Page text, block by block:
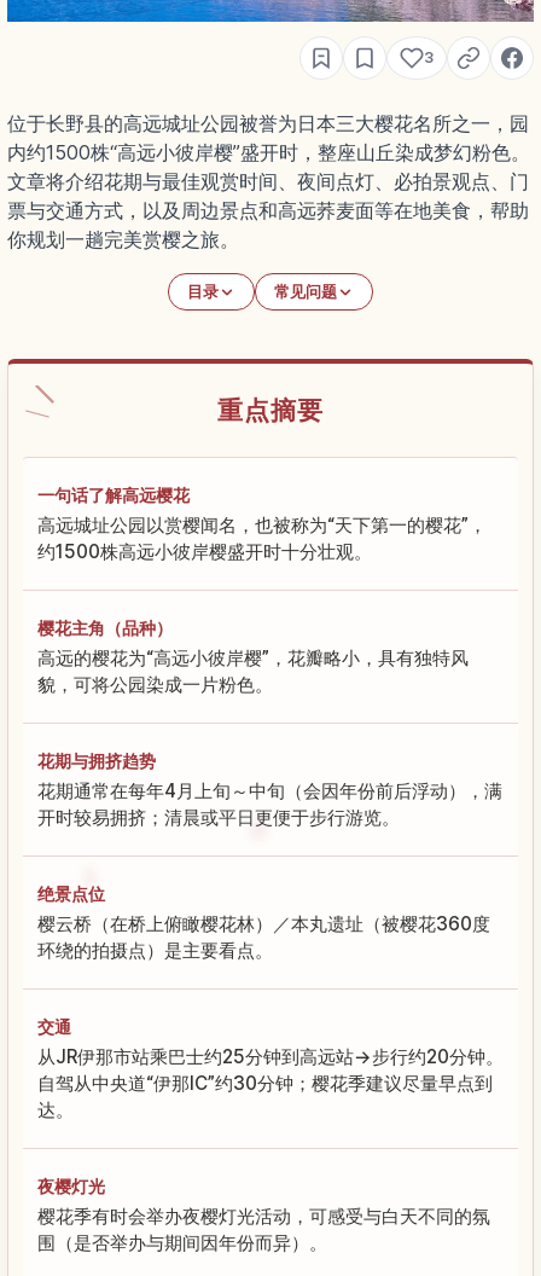
3
位于长野县的高远城址公园被誉为日本三大樱花名所之一，园
内约1500株“高远小彼岸樱”盛开时，整座山丘染成梦幻粉色。
文章将介绍花期与最佳观赏时间、夜间点灯、必拍景观点、门
票与交通方式，以及周边景点和高远荞麦面等在地美食，帮助
你规划一趟完美赏樱之旅。
目录 常见问题
重点摘要
一句话了解高远樱花
高远城址公园以赏樱闻名，也被称为“天下第一的樱花”，
约1500株高远小彼岸樱盛开时十分壮观。
樱花主角（品种）
高远的樱花为“高远小彼岸樱”，花瓣略小，具有独特风
貌，可将公园染成一片粉色。
花期与拥挤趋势
花期通常在每年4月上旬～中旬（会因年份前后浮动），满
开时较易拥挤；清晨或平日更便于步行游览。
绝景点位
樱云桥（在桥上俯瞰樱花林）／本丸遗址（被樱花360度
环绕的拍摄点）是主要看点。
交通
从JR伊那市站乘巴士约25分钟到高远站→步行约20分钟。
自驾从中央道“伊那IC”约30分钟；樱花季建议尽量早点到
达。
夜樱灯光
樱花季有时会举办夜樱灯光活动，可感受与白天不同的氛
围（是否举办与期间因年份而异）。